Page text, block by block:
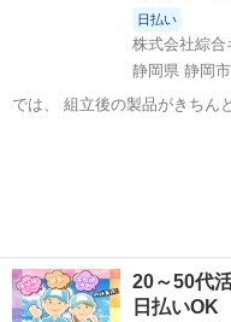
日払い
株式会社綜合
静岡県 静岡市
では、 組立後の製品がきちん
20～50代
日払いOK